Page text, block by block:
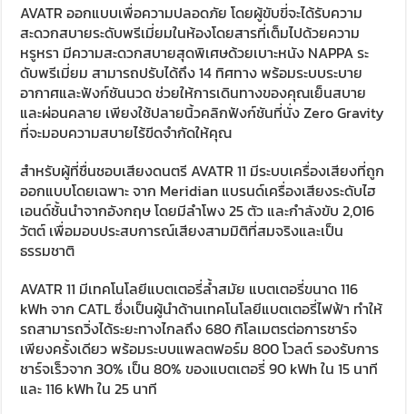
AVATR ออกแบบเพื่อความปลอดภัย โดยผู้ขับขี่จะได้รับความ
สะดวกสบายระดับพรีเมี่ยมในห้องโดยสารที่เต็มไปด้วยความ
หรูหรา มีความสะดวกสบายสุดพิเศษด้วยเบาะหนัง NAPPA ระ
ดับพรีเมี่ยม สามารถปรับได้ถึง 14 ทิศทาง พร้อมระบบระบาย
อากาศและฟังก์ชันนวด ช่วยให้การเดินทางของคุณเย็นสบาย
และผ่อนคลาย เพียงใช้ปลายนิ้วคลิกฟังก์ชันที่นั่ง Zero Gravity
ที่จะมอบความสบายไร้ขีดจำกัดให้คุณ
สำหรับผู้ที่ชื่นชอบเสียงดนตรี AVATR 11 มีระบบเครื่องเสียงที่ถูก
ออกแบบโดยเฉพาะ จาก Meridian แบรนด์เครื่องเสียงระดับไฮ
เอนด์ชั้นนำจากอังกฤษ โดยมีลำโพง 25 ตัว และกำลังขับ 2,016
วัตต์ เพื่อมอบประสบการณ์เสียงสามมิติที่สมจริงและเป็น
ธรรมชาติ
AVATR 11 มีเทคโนโลยีแบตเตอรี่ล้ำสมัย แบตเตอรี่ขนาด 116
kWh จาก CATL ซึ่งเป็นผู้นำด้านเทคโนโลยีแบตเตอรี่ไฟฟ้า ทำให้
รถสามารถวิ่งได้ระยะทางไกลถึง 680 กิโลเมตรต่อการชาร์จ
เพียงครั้งเดียว พร้อมระบบแพลตฟอร์ม 800 โวลต์ รองรับการ
ชาร์จเร็วจาก 30% เป็น 80% ของแบตเตอรี่ 90 kWh ใน 15 นาที
และ 116 kWh ใน 25 นาที